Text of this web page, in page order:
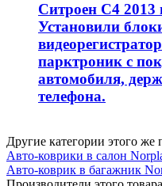
Ситроен С4 2013
Установили
парктроник с
автомобиля,
телефона.
Другие категории этого же
Авто-коврики в салон
Авто-коврик в багажник